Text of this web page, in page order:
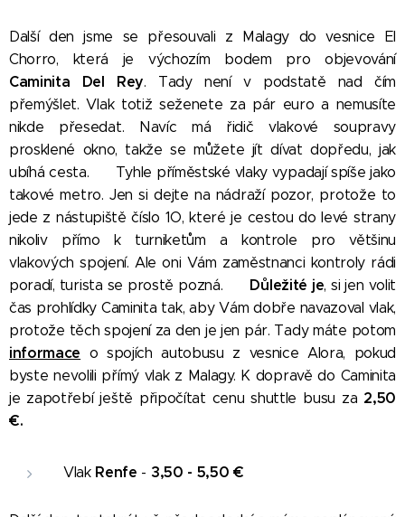
Další den jsme se přesouvali z Malagy do vesnice El
Chorro, která je výchozím bodem pro objevování
Caminita Del Rey. Tady není v podstatě nad čím
přemýšlet. Vlak totiž seženete za pár euro a nemusíte
nikde přesedat. Navíc má řidič vlakové soupravy
prosklené okno, takže se můžete jít dívat dopředu, jak
ubíhá cesta.
Tyhle příměstské vlaky vypadají spíše jako
takové metro. Jen si dejte na nádraží pozor, protože to
jede z nástupiště číslo 1O, které je cestou do levé strany
nikoliv přímo k turniketům a kontrole pro většinu
vlakových spojení. Ale oni Vám zaměstnanci kontroly rádi
poradí, turista se prostě pozná.
Důležité je, si jen volit
čas prohlídky Caminita tak, aby Vám dobře navazoval vlak,
protože těch spojení za den je jen pár. Tady máte potom
informace o spojích autobusu z vesnice Alora, pokud
byste nevolili přímý vlak z Malagy. K dopravě do Caminita
je zapotřebí ještě připočítat cenu shuttle busu za 2,50
€.
Vlak Renfe - 3,50 - 5,50 €